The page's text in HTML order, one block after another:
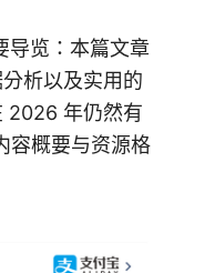
览：本篇文章
析以及实用的
2026 年仍然有
容概要与资源格